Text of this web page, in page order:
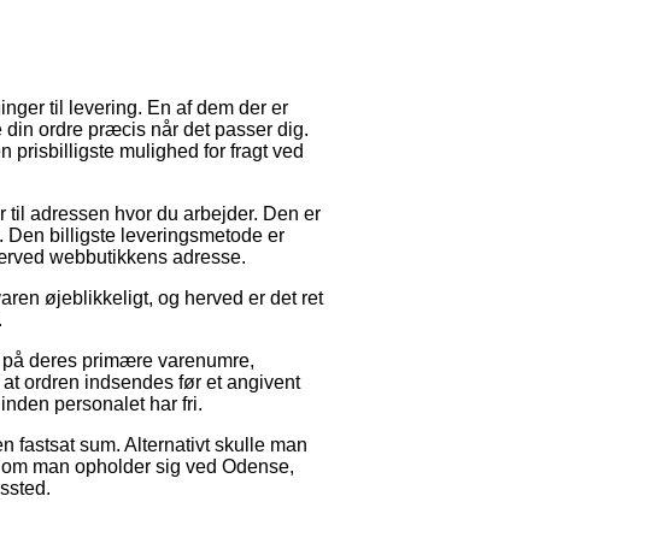
til levering. En af dem der er
ordre præcis når det passer dig.
prisbilligste mulighed for fragt ved
adressen hvor du arbejder. Den er
billigste leveringsmetode er
webbutikkens adresse.
øjeblikkeligt, og herved er det ret
deres primære varenumre,
ordren indsendes før et angivent
personalet har fri.
fastsat sum. Alternativt skulle man
man opholder sig ved Odense,